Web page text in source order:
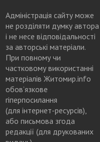
Адміністрація сайту може
не розділяти думку автора
і не несе відповідальності
за авторські матеріали.
При повному чи
частковому використанні
матеріалів Житомир.info
обов’язкове
гіперпосилання
(для інтернет-ресурсів),
або письмова згода
редакції (для друкованих